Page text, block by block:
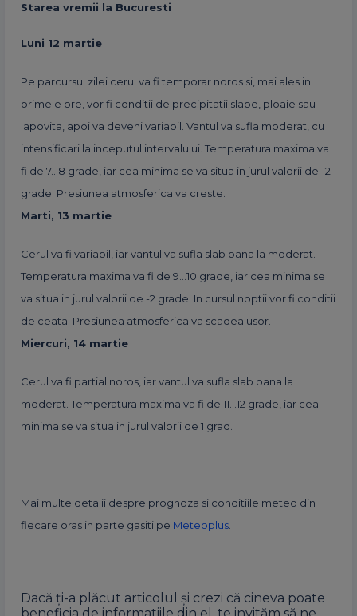
Starea vremii la Bucuresti
Luni 12 martie
Pe parcursul zilei cerul va fi temporar noros si, mai ales in
primele ore, vor fi conditii de precipitatii slabe, ploaie sau
lapovita, apoi va deveni variabil. Vantul va sufla moderat, cu
intensificari la inceputul intervalului. Temperatura maxima va
fi de 7…8 grade, iar cea minima se va situa in jurul valorii de -2
grade. Presiunea atmosferica va creste.
Marti, 13 martie
Cerul va fi variabil, iar vantul va sufla slab pana la moderat.
Temperatura maxima va fi de 9…10 grade, iar cea minima se
va situa in jurul valorii de -2 grade. In cursul noptii vor fi conditii
de ceata. Presiunea atmosferica va scadea usor.
Miercuri, 14 martie
Cerul va fi partial noros, iar vantul va sufla slab pana la
moderat. Temperatura maxima va fi de 11…12 grade, iar cea
minima se va situa in jurul valorii de 1 grad.
Mai multe detalii despre prognoza si conditiile meteo din
fiecare oras in parte gasiti pe Meteoplus
Dacă ți-a plăcut articolul și crezi că cineva poate